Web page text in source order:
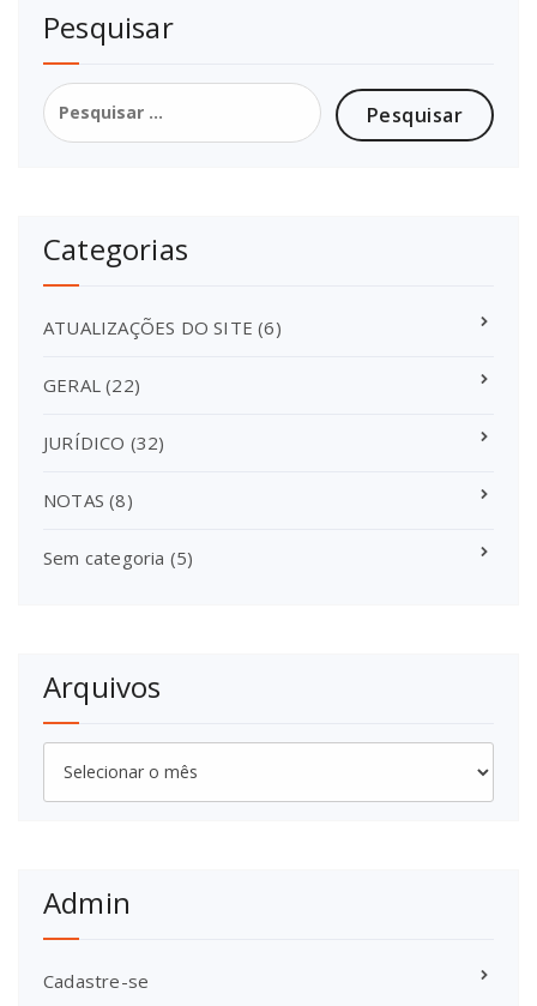
posts
Pesquisar
Pesquisar
por:
Categorias
ATUALIZAÇÕES DO SITE (6)
GERAL (22)
JURÍDICO (32)
NOTAS (8)
Sem categoria (5)
Arquivos
Arquivos
Admin
Cadastre-se